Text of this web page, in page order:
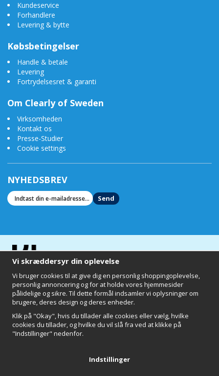
Kundeservice
Forhandlere
Levering & bytte
Købsbetingelser
Handle & betale
Levering
Fortrydelsesret & garanti
Om Clearly of Sweden
Virksomheden
Kontakt os
Presse-Studier
Cookie settings
NYHEDSBREV
Send
Chalmers Teknikpark
412 58 Göteborg
Vi skræddersyr din oplevelse
Vi bruger cookies til at give dig en personlig shoppingoplevelse,
personlig annoncering og for at holde vores hjemmesider
pålidelige og sikre. Til dette formål indsamler vi oplysninger om
brugere, deres design og deres enheder.
Klik på "Okay", hvis du tillader alle cookies eller vælg, hvilke
cookies du tillader, og hvilke du vil slå fra ved at klikke på
"Indstillinger" nedenfor.
Indstillinger